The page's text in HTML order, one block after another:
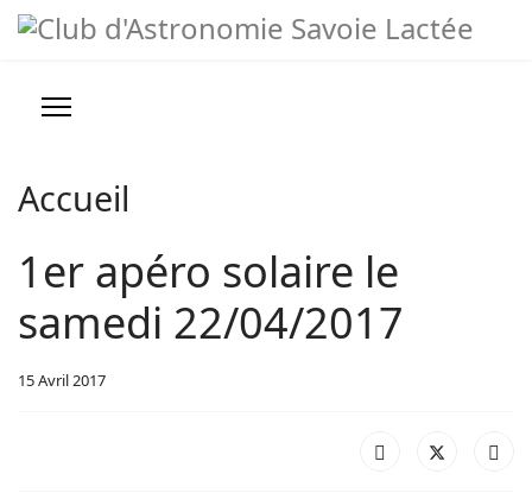
Astuces et Liens
Accueil
1er apéro solaire le
samedi 22/04/2017
15 Avril 2017
précédente
précédent
suivante
suivant